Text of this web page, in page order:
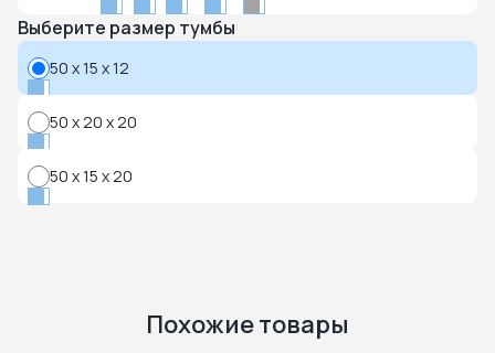
Выберите размер тумбы
50 x 15 x 12
50 x 20 x 20
50 x 15 x 20
Похожие товары